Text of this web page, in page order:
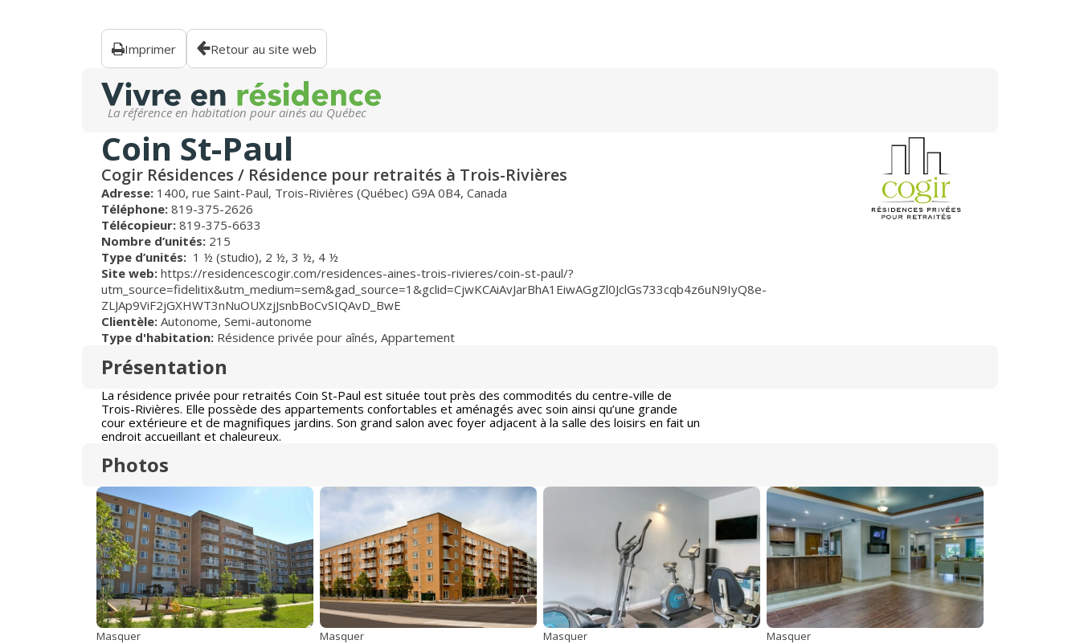
Imprimer Retour au site web
La référence en habitation pour ainés au Québec
Coin St-Paul
Cogir Résidences / Résidence pour retraités à Trois-Rivières
Adresse: 1400, rue Saint-Paul, Trois-Rivières (Québec) G9A 0B4, Canada
Téléphone: 819-375-2626
Télécopieur: 819-375-6633
Nombre d’unités: 215
Type d’unités: 1 ½ (studio), 2 ½, 3 ½, 4 ½
Site web: https://residencescogir.com/residences-aines-trois-rivieres/coin-st-paul/?
utm_source=fidelitix&utm_medium=sem&gad_source=1&gclid=CjwKCAiAvJarBhA1EiwAGgZl0JclGs733cqb4z6uN9IyQ8e-
ZLJAp9ViF2jGXHWT3nNuOUXzjJsnbBoCvSIQAvD_BwE
Clientèle: Autonome, Semi-autonome
Type d'habitation: Résidence privée pour aînés, Appartement
Présentation
La résidence privée pour retraités Coin St-Paul est située tout près des commodités du centre-ville de
Trois-Rivières. Elle possède des appartements confortables et aménagés avec soin ainsi qu’une grande
cour extérieure et de magnifiques jardins. Son grand salon avec foyer adjacent à la salle des loisirs en fait un
endroit accueillant et chaleureux.
Photos
Masquer Masquer Masquer Masquer